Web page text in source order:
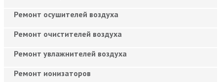
Ремонт осушителей воздуха
Ремонт очистителей воздуха
Ремонт увлажнителей воздуха
Ремонт ионизаторов